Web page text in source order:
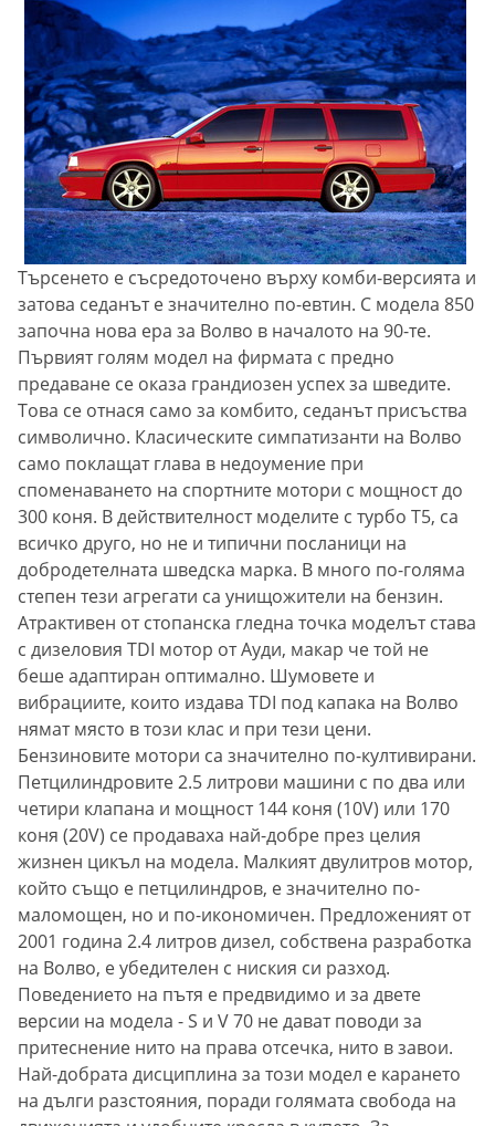
Търсенето е съсредоточено върху комби-версията и
затова седанът е значително по-евтин. С модела 850
започна нова ера за Волво в началото на 90-те.
Първият голям модел на фирмата с предно
предаване се оказа грандиозен успех за шведите.
Това се отнася само за комбито, седанът присъства
символично. Класическите симпатизанти на Волво
само поклащат глава в недоумение при
споменаването на спортните мотори с мощност до
300 коня. В действителност моделите с турбо T5, са
всичко друго, но не и типични посланици на
добродетелната шведска марка. В много по-голяма
степен тези агрегати са унищожители на бензин.
Атрактивен от стопанска гледна точка моделът става
с дизеловия TDI мотор от Ауди, макар че той не
беше адаптиран оптимално. Шумовете и
вибрациите, които издава TDI под капака на Волво
нямат място в този клас и при тези цени.
Бензиновите мотори са значително по-култивирани.
Петцилиндровите 2.5 литрови машини с по два или
четири клапана и мощност 144 коня (10V) или 170
коня (20V) се продаваха най-добре през целия
жизнен цикъл на модела. Малкият двулитров мотор,
който също е петцилиндров, е значително по-
маломощен, но и по-икономичен. Предложеният от
2001 година 2.4 литров дизел, собствена разработка
на Волво, е убедителен с ниския си разход.
Поведението на пътя е предвидимо и за двете
версии на модела - S и V 70 не дават поводи за
притеснение нито на права отсечка, нито в завои.
Най-добрата дисциплина за този модел е карането
на дълги разстояния, поради голямата свобода на